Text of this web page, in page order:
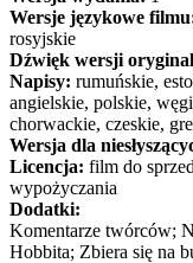
Wersje językowe
rosyjskie
Dźwięk wersji
Napisy: rumuńskie,
angielskie, polskie,
chorwackie, czeskie,
Wersja dla
Licencja: film do
wypożyczania
Dodatki:
Komentarze twórców;
Hobbita; Zbiera się na